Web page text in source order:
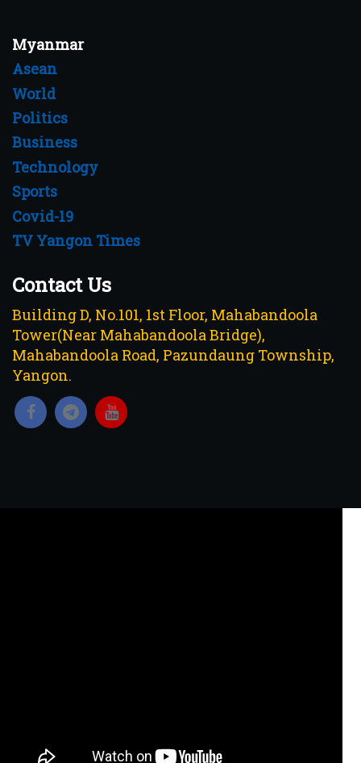
Myanmar
Asean
World
Politics
Business
Technology
Sports
Covid-19
TV Yangon Times
Contact Us
Building D, No.101, 1st Floor, Mahabandoola
Tower(Near Mahabandoola Bridge),
Mahabandoola Road, Pazundaung Township,
Yangon.
Copyright © 2023 Yangon Media Group Co., Ltd. All